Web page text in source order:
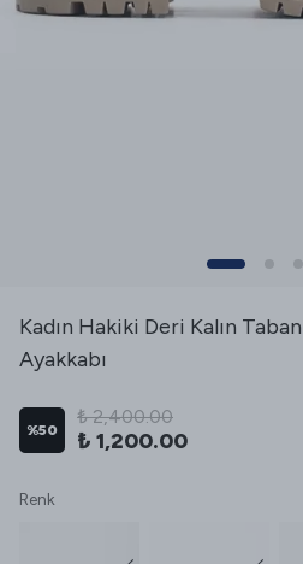
Kadın Hakiki Deri Kalın
Ayakkabı
%50
₺ 2,400.00
₺ 1,200.00
Renk